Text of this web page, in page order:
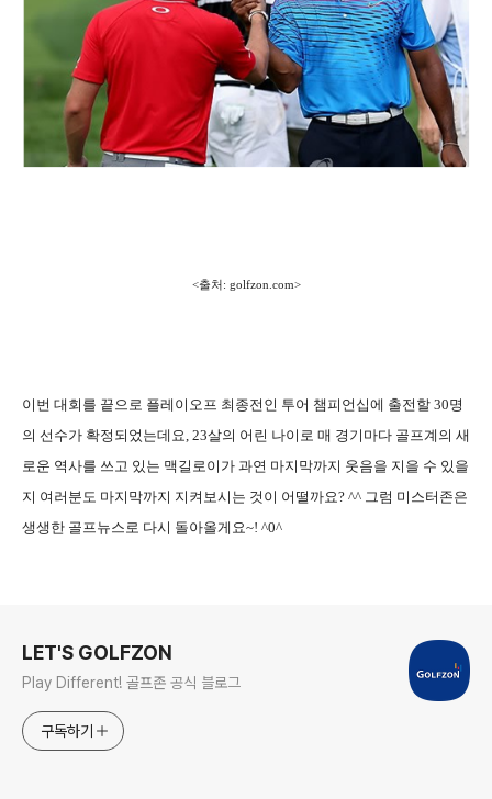
<출처: golfzon.com>
이번 대회를 끝으로 플레이오프 최종전인 투어 챔피언십에 출전할 30명
의 선수가 확정되었는데요, 23살의 어린 나이로 매 경기마다 골프계의 새
로운 역사를 쓰고 있는 맥길로이가 과연 마지막까지 웃음을 지을 수 있을
지 여러분도 마지막까지 지켜보시는 것이 어떨까요? ^^ 그럼 미스터존은
생생한 골프뉴스로 다시 돌아올게요~! ^0^
LET'S GOLFZON
Play Different! 골프존 공식 블로그
구독하기